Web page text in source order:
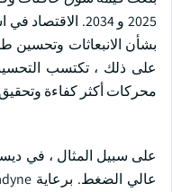
2025 و 2034.
بشأن الانبعاثات وتحسين
على ذلك ، تكتسب
محركات أكثر كفاءة